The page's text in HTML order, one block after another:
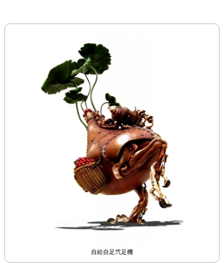
自給自足弐足機
ピラルク型旅客浮遊船
金魚
ロケットウサギ と ウサギのメール便